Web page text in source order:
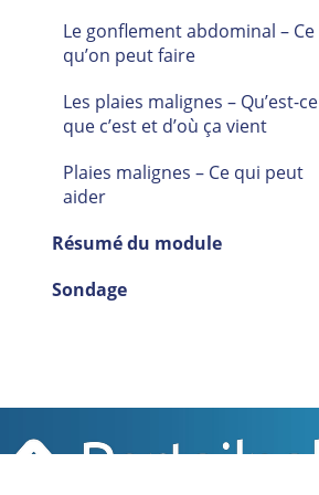
Le gonflement abdominal – Ce
qu’on peut faire
Les plaies malignes – Qu’est-ce
que c’est et d’où ça vient
Plaies malignes – Ce qui peut
aider
Résumé du module
Sondage